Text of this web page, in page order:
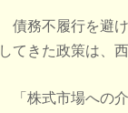
債務不履行を避
してきた政策は、
「株式市場への介